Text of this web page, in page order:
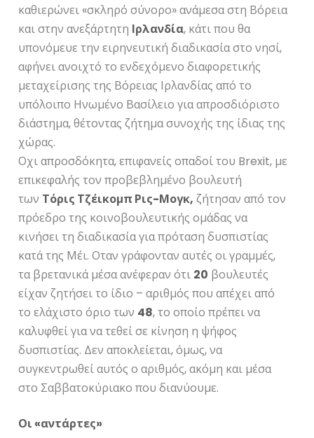
καθιερώνει «σκληρό σύνορο» ανάμεσα στη Βόρεια
και στην ανεξάρτητη Ιρλανδία, κάτι που θα
υπονόμευε την ειρηνευτική διαδικασία στο νησί,
αφήνει ανοιχτό το ενδεχόμενο διαφορετικής
μεταχείρισης της Βόρειας Ιρλανδίας από το
υπόλοιπο Ηνωμένο Βασίλειο για απροσδιόριστο
διάστημα, θέτοντας ζήτημα συνοχής της ίδιας της
χώρας.
Οχι απροσδόκητα, επιφανείς οπαδοί του Brexit, με
επικεφαλής τον προβεβλημένο βουλευτή
των Τόρις Τζέικομπ Ρις-Μογκ, ζήτησαν από τον
πρόεδρο της κοινοβουλευτικής ομάδας να
κινήσει τη διαδικασία για πρόταση δυσπιστίας
κατά της Μέι. Οταν γράφονταν αυτές οι γραμμές,
τα βρετανικά μέσα ανέφεραν ότι 20 βουλευτές
είχαν ζητήσει το ίδιο – αριθμός που απέχει από
το ελάχιστο όριο των 48, το οποίο πρέπει να
καλυφθεί για να τεθεί σε κίνηση η ψήφος
δυσπιστίας. Δεν αποκλείεται, όμως, να
συγκεντρωθεί αυτός ο αριθμός, ακόμη και μέσα
στο Σαββατοκύριακο που διανύουμε.
Οι «αντάρτες»